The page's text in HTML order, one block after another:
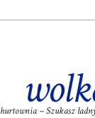
– Szukasz